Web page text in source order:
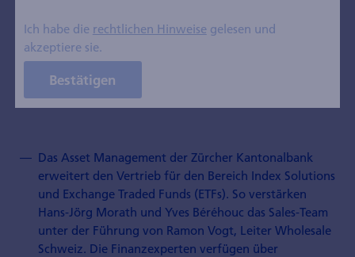
Das Asset Management der Zürcher Kantonalbank
erweitert den Vertrieb für den Bereich Index Solutions
und Exchange Traded Funds (ETFs). So verstärken
Hans-Jörg Morath und Yves Béréhouc das Sales-Team
unter der Führung von Ramon Vogt, Leiter Wholesale
Schweiz. Die Finanzexperten verfügen über
Ich habe die rechtlichen Hinweisegelesen und
akzeptiere sie.
Bestätigen